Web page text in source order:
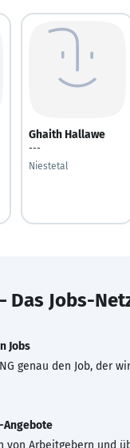
Ghaith Hallawe
---
Niestetal
Das Jobs-
Jobs
genau den Job, der
Angebote
von Arbeitgebern und